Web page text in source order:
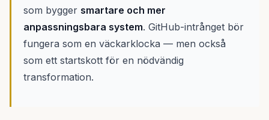
som bygger smartare och mer
anpassningsbara system. GitHub-intrånget bör
fungera som en väckarklocka — men också
som ett startskott för en nödvändig
transformation.